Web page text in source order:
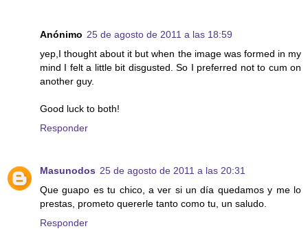
Anónimo 25 de agosto de 2011 a las 18:59
yep,I thought about it but when the image was formed in my
mind I felt a little bit disgusted. So I preferred not to cum on
another guy.
Good luck to both!
Responder
Masunodos 25 de agosto de 2011 a las 20:31
Que guapo es tu chico, a ver si un día quedamos y me lo
prestas, prometo quererle tanto como tu, un saludo.
Responder